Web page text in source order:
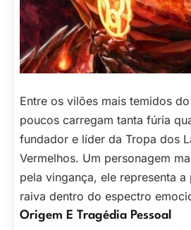
Entre os vilões mais temidos
poucos carregam tanta fúria
fundador e líder da Tropa dos
Vermelhos. Um personagem
pela vingança, ele representa
raiva dentro do espectro
Origem E Tragédia Pessoal